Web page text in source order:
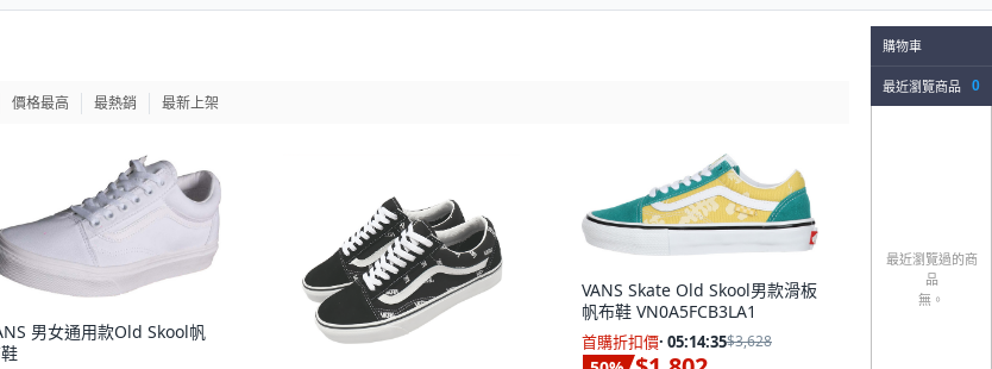
購物車
最近瀏覽商品 0
最近瀏覽過的商
品
無。
價格最高 最熱銷 最新上架
男女通用款Old Skool帆
VANS Skate Old Skool男款滑板
帆布鞋 VN0A5FCB3LA1
首購折扣價· 05:14:33$3,628